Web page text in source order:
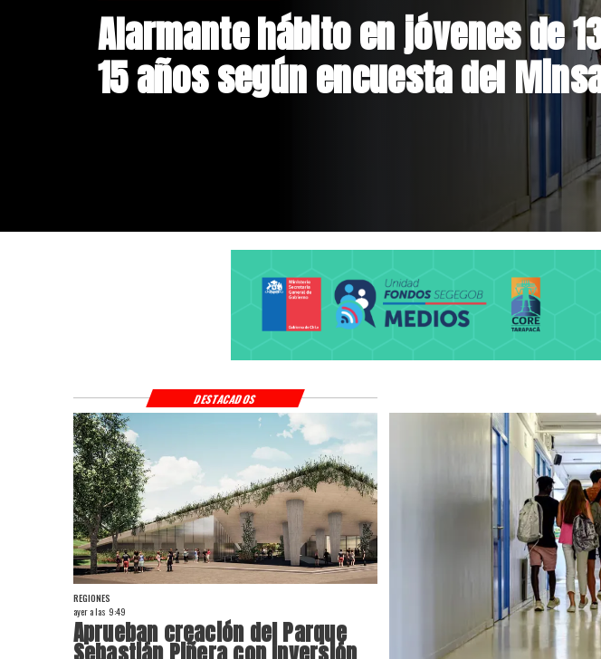
Aprueban creación del Parque
Sebastián Piñera con inversión de
REGIONES
ayer a las 9:49
Aprueban creación del Parque
DESTACADOS